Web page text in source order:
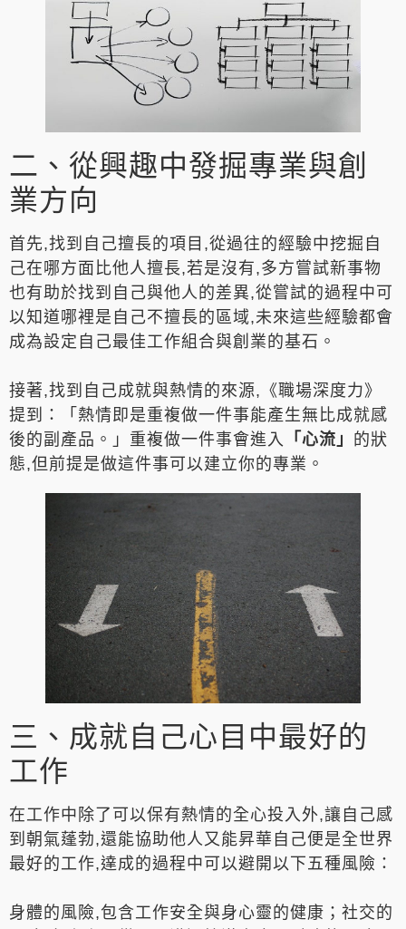
二、從興趣中發掘專業與創
業方向
首先,找到自己擅長的項目,從過往的經驗中挖掘自
己在哪方面比他人擅長,若是沒有,多方嘗試新事物
也有助於找到自己與他人的差異,從嘗試的過程中可
以知道哪裡是自己不擅長的區域,未來這些經驗都會
成為設定自己最佳工作組合與創業的基石。
接著,找到自己成就與熱情的來源,《職場深度力》
提到：「熱情即是重複做一件事能產生無比成就感
後的副產品。」重複做一件事會進入 「心流」 的狀
態,但前提是做這件事可以建立你的專業。
三、成就自己心目中最好的
工作
在工作中除了可以保有熱情的全心投入外,讓自己感
到朝氣蓬勃,還能協助他人又能昇華自己便是全世界
最好的工作,達成的過程中可以避開以下五種風險：
身體的風險,包含工作安全與身心靈的健康；社交的